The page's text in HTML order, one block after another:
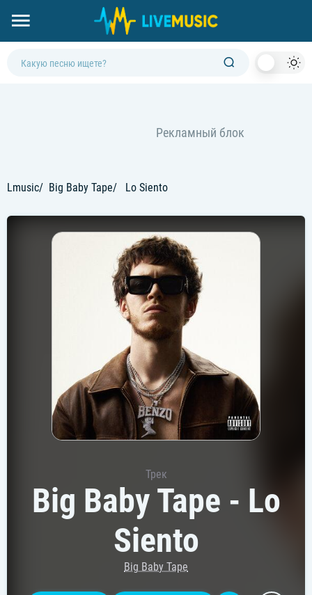
Lmusic Big Baby Tape Lo Siento
Трек
Big Baby Tape - Lo
Siento
Big Baby Tape